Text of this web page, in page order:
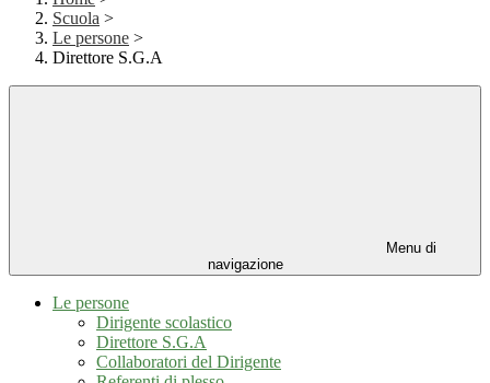
Scuola >
Le persone >
Direttore S.G.A
Menu di
navigazione
Le persone
Dirigente scolastico
Direttore S.G.A
Collaboratori del Dirigente